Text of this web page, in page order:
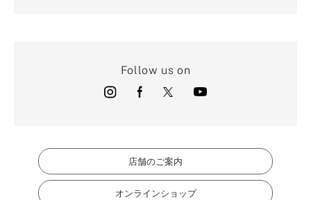
Follow us on
店舗のご案内
オンラインショップ